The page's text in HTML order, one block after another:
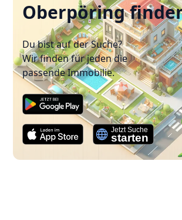
Oberpöring
Du bist auf der Suche?
Wir finden für jeden die
passende Immobilie.